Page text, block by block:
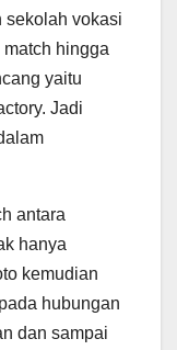
sekolah vokasi
hingga
yaitu
Jadi
antara
hanya
kemudian
hubungan
dan sampai